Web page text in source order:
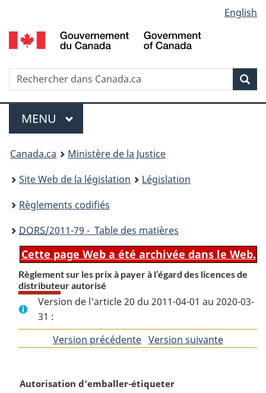
au
contenu
propos
de
la
HTML
simplifiée
selection
English
Recherche
Menu
MENU PRINCIPAL
You
are
here:
Canada.ca
Ministère de la Justice
Site Web de la législation
Législation
Règlements codifiés
DORS/2011-79 - Table des matières
Cette page Web a été archivée dans le Web.
Règlement sur les prix à payer à l’égard des licences de
distributeur autorisé
Version de l'article 20 du 2011-04-01 au 2020-03-
31 :
Version précédentedeVersion suivantede
N
Autorisation d’emballer-étiqueter